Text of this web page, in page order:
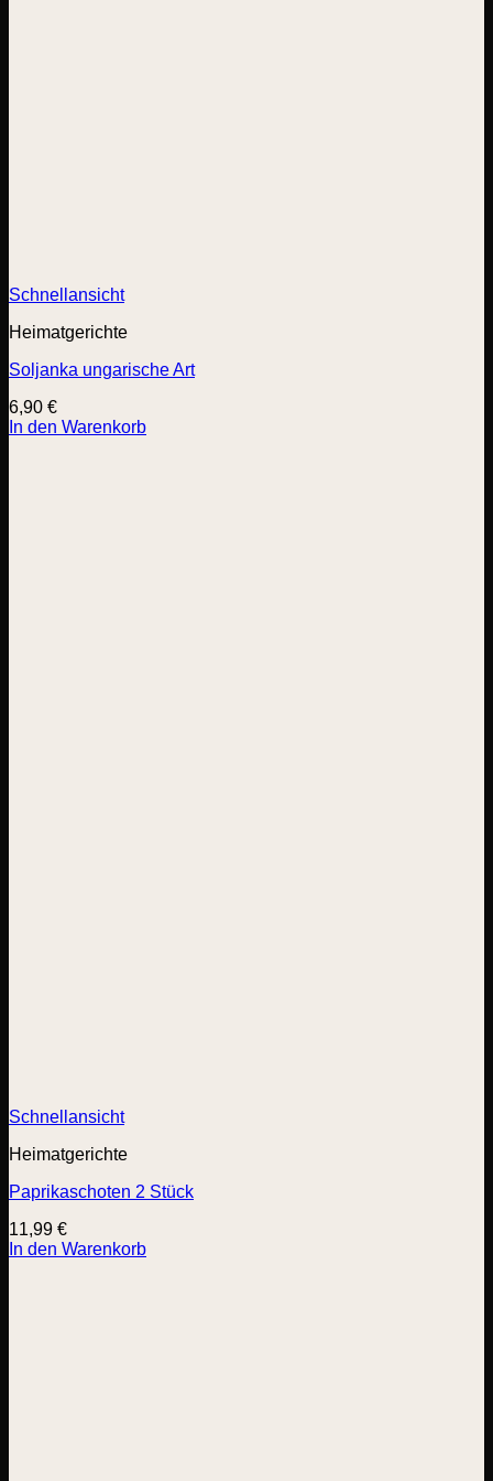
Schnellansicht
Heimatgerichte
Soljanka ungarische Art
6,90 €
In den Warenkorb
Schnellansicht
Heimatgerichte
Paprikaschoten 2 Stück
11,99 €
In den Warenkorb